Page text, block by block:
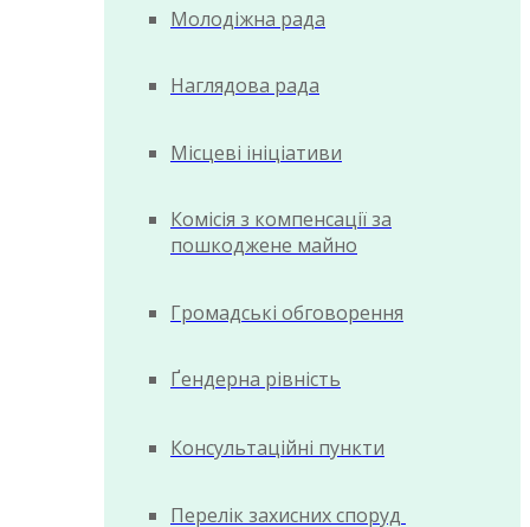
Молодіжна рада
Наглядова рада
Місцеві ініціативи
Комісія з компенсації за
пошкоджене майно
Громадські обговорення
Ґендерна рівність
Консультаційні пункти
Перелік захисних споруд